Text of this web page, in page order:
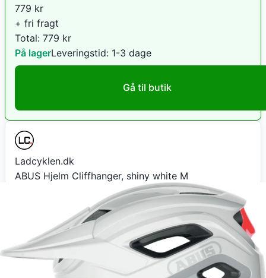
779 kr
+ fri fragt
Total: 779 kr
På lagerLeveringstid: 1-3 dage
Gå til butik
Ladcyklen.dk
ABUS Hjelm Cliffhanger, shiny white M
kr
På lager
Leveringstid:1-3 hverdage